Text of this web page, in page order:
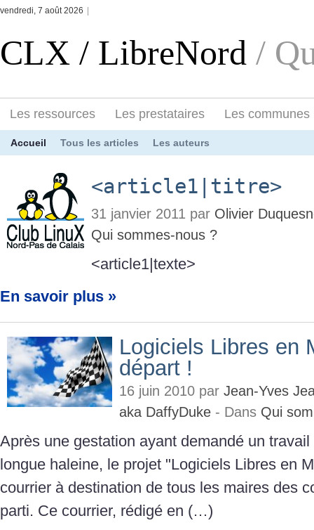
vendredi, 7 août 2026
CLX / LibreNord /
Les ressources Les prestataires Les communes
Accueil Tous les articles Les auteurs
<article1|titre>
31 janvier 2011 par Olivier
Qui sommes-nous ?
<article1|texte>
En savoir plus »
Logiciels Libres en
départ !
16 juin 2010 par Jean-Yves
aka DaffyDuke - Dans Qui
Après une gestation ayant demandé un
longue haleine, le projet "Logiciels Libres en
courrier à destination de tous les maires des
parti. Ce courrier, rédigé en (…)